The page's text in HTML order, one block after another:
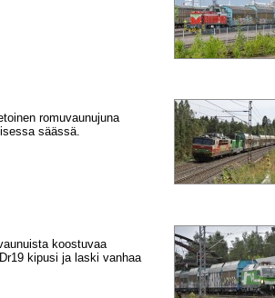
romuvaunujuna
säässä.
koostuvaa
kipusi ja laski vanhaa